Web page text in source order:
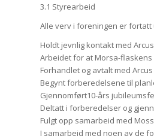
3.1 Styrearbeid
Alle verv i foreningen er
Holdt jevnlig kontakt med
Arbeidet for at Morsa-
Forhandlet og avtalt med
Begynt forberedelsene til
Gjennomført10-års
Deltatt i forberedelser og
Fulgt opp samarbeid med
I samarbeid med noen av de